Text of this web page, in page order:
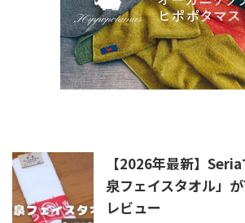
【2026年最新】
泉フェイスタオル」
レビュー